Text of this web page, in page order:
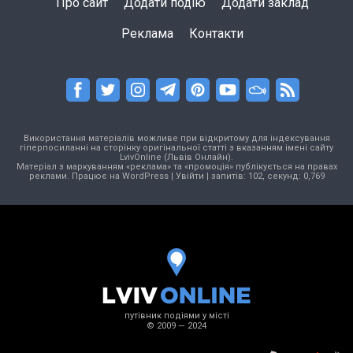
Реклама Контакти
Використання матеріалів можливе при відкритому для індексування
гіперпосиланні на сторінку оригінальної статті з вказанням імені сайту
LvivOnline (Львів Онлайн).
Матеріал з маркуванням «реклама» та «промоція» публікується на правах
реклами. Працює на WordPress| Увійти | запитів: 102, секунд: 0,769
путівник подіями у місті
© 2009 — 2024